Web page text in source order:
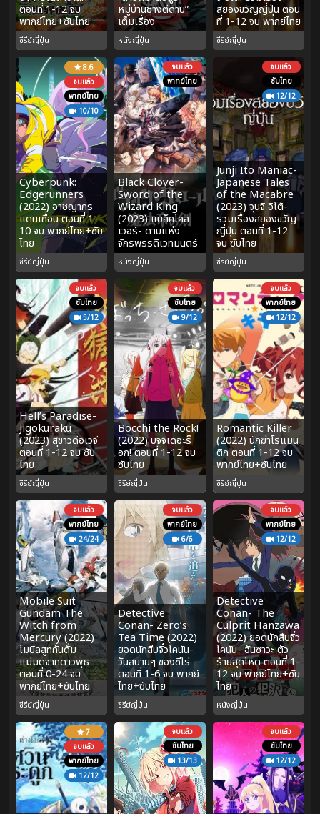
ตอนที่ 1-12 จบ
พากย์ไทย+ซับไทย
ซีรีย์ญี่ปุ่น
หมู่บ้านช่างตีดาบ”
เต็มเรื่อง
หนังญี่ปุ่น
สยองขวัญญี่ปุ่น ตอน
ที่ 1-12 จบ พากย์ไทย
ซีรีย์ญี่ปุ่น
8.6
จบแล้ว
พากย์ไทย
10/10
Cyberpunk:
Edgerunners
(2022) อาชญากร
แดนเถื่อน ตอนที่ 1-
10 จบ พากย์ไทย+ซับ
ไทย
ซีรีย์ญี่ปุ่น
จบแล้ว
พากย์ไทย
Black Clover-
Sword of the
Wizard King
(2023) แบล็คโคล
เวอร์- ดาบแห่ง
จักรพรรดิเวทมนตร์
หนังญี่ปุ่น
จบแล้ว
ซับไทย
12/12
Junji Ito Maniac-
Japanese Tales
of the Macabre
(2023) จุนจิ อิโต้-
รวมเรื่องสยองขวัญ
ญี่ปุ่น ตอนที่ 1-12
จบ ซับไทย
ซีรีย์ญี่ปุ่น
จบแล้ว
ซับไทย
5/12
Hell’s Paradise-
Jigokuraku
(2023) สุขาวดีอเวจี
ตอนที่ 1-12 จบ ซับ
ไทย
ซีรีย์ญี่ปุ่น
จบแล้ว
ซับไทย
9/12
Bocchi the Rock!
(2022) บจจิเดอะร็
อก! ตอนที่ 1-12 จบ
ซับไทย
ซีรีย์ญี่ปุ่น
จบแล้ว
พากย์ไทย
12/12
Romantic Killer
(2022) นักฆ่าโรแมน
ติก ตอนที่ 1-12 จบ
พากย์ไทย+ซับไทย
ซีรีย์ญี่ปุ่น
จบแล้ว
พากย์ไทย
24/24
Mobile Suit
Gundam The
Witch from
Mercury (2022)
โมบิลสูทกันดั้ม
แม่มดจากดาวพุธ
ตอนที่ 0-24 จบ
พากย์ไทย+ซับไทย
ซีรีย์ญี่ปุ่น
จบแล้ว
พากย์ไทย
6/6
Detective
Conan- Zero’s
Tea Time (2022)
ยอดนักสืบจิ๋วโคนัน-
วันสบายๆ ของซีโร่
ตอนที่ 1-6 จบ พากย์
ไทย+ซับไทย
ซีรีย์ญี่ปุ่น
จบแล้ว
พากย์ไทย
12/12
Detective
Conan- The
Culprit Hanzawa
(2022) ยอดนักสืบจิ๋ว
โคนัน- ฮันซาวะ ตัว
ร้ายสุดโหด ตอนที่ 1-
12 จบ พากย์ไทย+ซับ
ไทย
หนังญี่ปุ่น
7
จบแล้ว
พากย์ไทย
12/12
จบแล้ว
ซับไทย
13/13
จบแล้ว
ซับไทย
12/12